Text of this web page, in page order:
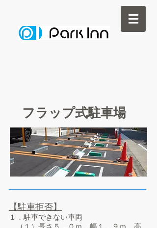
フラップ式駐車場
【駐車拒否】
１．駐車できない車両
（１）長さ５．０ｍ、幅１．９ｍ、高